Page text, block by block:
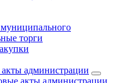
торги
администрации